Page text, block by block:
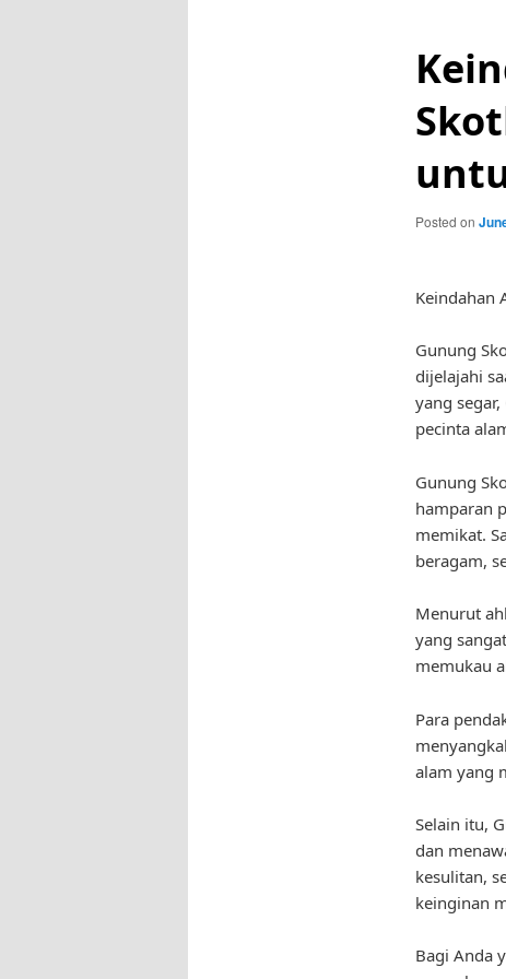
Posted on
Keindahan
Gunung
dijelajahi
yang
pecinta
Gunung
hamparan
memikat.
beragam,
Menurut
yang
memukau
Para
alam yang
Selain itu,
dan
kesulitan,
keinginan
Bagi Anda